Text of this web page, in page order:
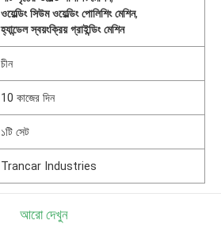
ওয়েল্ডিং সিউম ওয়েল্ডিং পোলিশিং মেশিন,
হ্যান্ডেল স্বয়ংক্রিয় গ্রাইন্ডিং মেশিন
চীন
10 কাজের দিন
১টি সেট
Trancar Industries
আরো দেখুন